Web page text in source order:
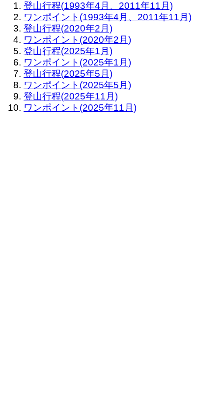
登山行程(1993年4月、2011年11月)
ワンポイント(1993年4月、2011年11月)
登山行程(2020年2月)
ワンポイント(2020年2月)
登山行程(2025年1月)
ワンポイント(2025年1月)
登山行程(2025年5月)
ワンポイント(2025年5月)
登山行程(2025年11月)
ワンポイント(2025年11月)